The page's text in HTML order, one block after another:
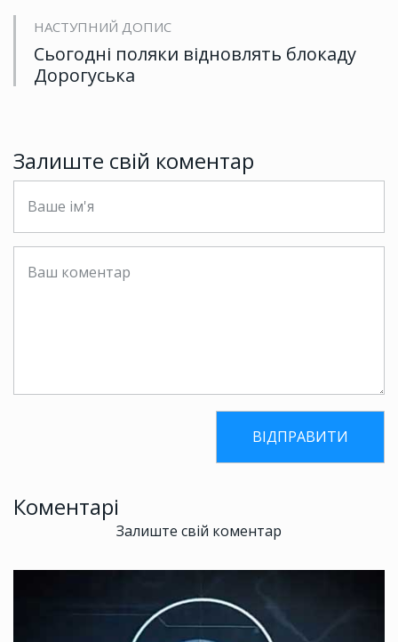
НАСТУПНИЙ ДОПИС
Сьогодні поляки відновлять блокаду
Дорогуська
Залиште свій коментар
Коментарі
Залиште свій коментар